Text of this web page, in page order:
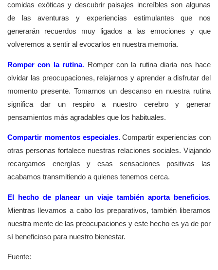
comidas exóticas y descubrir paisajes increíbles son algunas
de las aventuras y experiencias estimulantes que nos
generarán recuerdos muy ligados a las emociones y que
volveremos a sentir al evocarlos en nuestra memoria.
Romper con la rutina. Romper con la rutina diaria nos hace
olvidar las preocupaciones, relajarnos y aprender a disfrutar del
momento presente. Tomarnos un descanso en nuestra rutina
significa dar un respiro a nuestro cerebro y generar
pensamientos más agradables que los habituales.
Compartir momentos especiales. Compartir experiencias con
otras personas fortalece nuestras relaciones sociales. Viajando
recargamos energías y esas sensaciones positivas las
acabamos transmitiendo a quienes tenemos cerca.
El hecho de planear un viaje también aporta beneficios.
Mientras llevamos a cabo los preparativos, también liberamos
nuestra mente de las preocupaciones y este hecho es ya de por
sí beneficioso para nuestro bienestar.
Fuente: